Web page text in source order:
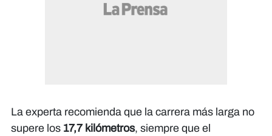
La experta recomienda que la carrera más larga no
supere los 17,7 kilómetros, siempre que el